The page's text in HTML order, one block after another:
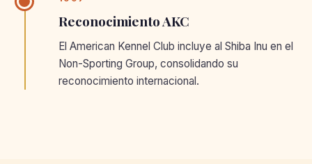
Reconocimiento AKC
El American Kennel Club incluye al Shiba Inu en el
Non-Sporting Group, consolidando su
reconocimiento internacional.